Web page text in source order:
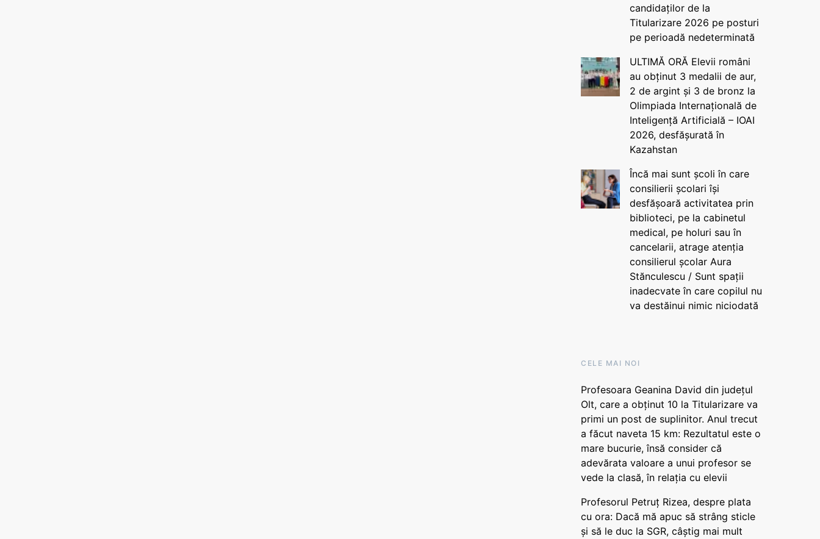
candidaților de la
Titularizare 2026 pe posturi
pe perioadă nedeterminată
ULTIMĂ ORĂ Elevii români
au obținut 3 medalii de aur,
2 de argint și 3 de bronz la
Olimpiada Internațională de
Inteligență Artificială – IOAI
2026, desfășurată în
Kazahstan
Încă mai sunt școli în care
consilierii școlari își
desfășoară activitatea prin
biblioteci, pe la cabinetul
medical, pe holuri sau în
cancelarii, atrage atenția
consilierul școlar Aura
Stănculescu / Sunt spații
inadecvate în care copilul nu
va destăinui nimic niciodată
CELE MAI NOI
Profesoara Geanina David din județul
Olt, care a obținut 10 la Titularizare va
primi un post de suplinitor. Anul trecut
a făcut naveta 15 km: Rezultatul este o
mare bucurie, însă consider că
adevărata valoare a unui profesor se
vede la clasă, în relația cu elevii
Profesorul Petruț Rizea, despre plata
cu ora: Dacă mă apuc să strâng sticle
și să le duc la SGR, câștig mai mult